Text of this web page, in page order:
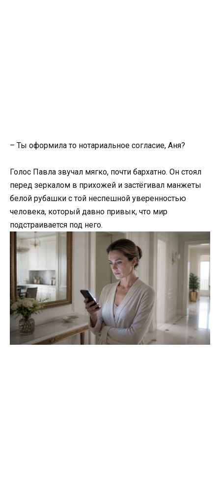
– Ты оформила то нотариальное согласие, Аня?
Голос Павла звучал мягко, почти бархатно. Он стоял
перед зеркалом в прихожей и застёгивал манжеты
белой рубашки с той неспешной уверенностью
человека, который давно привык, что мир
подстраивается под него.